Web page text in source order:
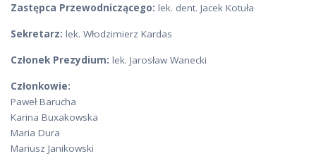
Zastępca Przewodniczącego: lek. dent. Jacek Kotuła
Sekretarz: lek. Włodzimierz Kardas
Członek Prezydium: lek. Jarosław Wanecki
Członkowie:
Paweł Barucha
Karina Buxakowska
Maria Dura
Mariusz Janikowski